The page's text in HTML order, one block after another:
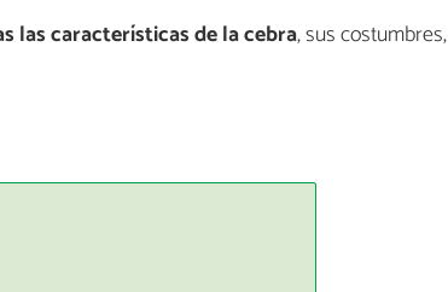
las características de la cebra, sus costumbres,